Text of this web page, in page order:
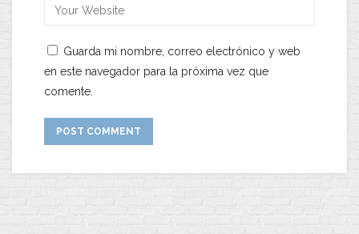
Guarda mi nombre, correo electrónico y web
en este navegador para la próxima vez que
comente.